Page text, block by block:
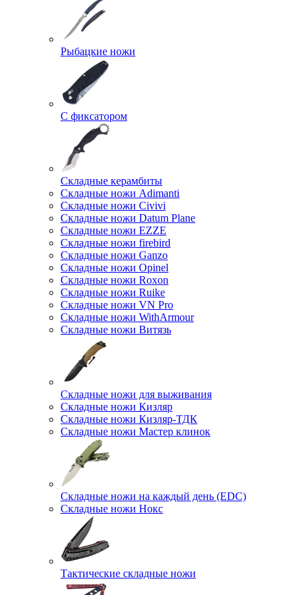
Рыбацкие ножи
С фиксатором
Складные керамбиты
Складные ножи Adimanti
Складные ножи Civivi
Складные ножи Datum Plane
Складные ножи EZZE
Складные ножи firebird
Складные ножи Ganzo
Складные ножи Opinel
Складные ножи Roxon
Складные ножи Ruike
Складные ножи VN Pro
Складные ножи WithArmour
Складные ножи Витязь
Складные ножи для выживания
Складные ножи Кизляр
Складные ножи Кизляр-ТДК
Складные ножи Мастер клинок
Складные ножи на каждый день (EDC)
Складные ножи Нокс
Тактические складные ножи